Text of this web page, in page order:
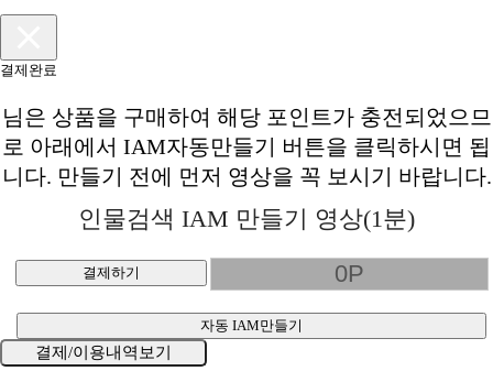
결제완료
님은 상품을 구매하여 해당 포인트가 충전되었으므
로 아래에서 IAM자동만들기 버튼을 클릭하시면 됩
니다. 만들기 전에 먼저 영상을 꼭 보시기 바랍니다.
인물검색 IAM 만들기 영상(1분)
결제하기
자동 IAM만들기
결제/이용내역보기